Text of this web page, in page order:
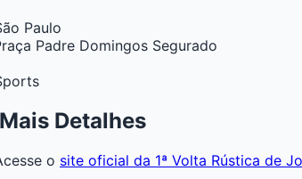
Paulo
Padre Domingos Segurado
Detalhes
o site oficial da 1ª Volta Rústica de